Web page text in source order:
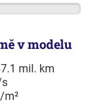
v modelu
mil. km
m²